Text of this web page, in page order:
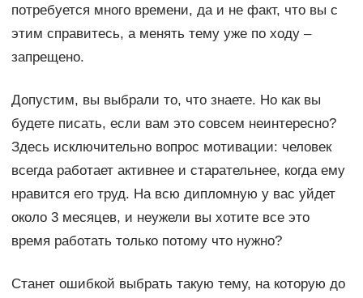
потребуется много времени, да и не факт, что вы с
этим справитесь, а менять тему уже по ходу –
запрещено.
Допустим, вы выбрали то, что знаете. Но как вы
будете писать, если вам это совсем неинтересно?
Здесь исключительно вопрос мотивации: человек
всегда работает активнее и старательнее, когда ему
нравится его труд. На всю дипломную у вас уйдет
около 3 месяцев, и неужели вы хотите все это
время работать только потому что нужно?
Станет ошибкой выбрать такую тему, на которую до